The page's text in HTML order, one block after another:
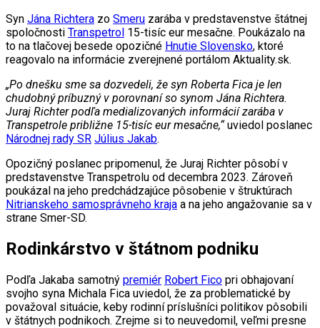
Syn Jána Richtera zo Smeru zarába v predstavenstve štátnej
spoločnosti Transpetrol 15-tisíc eur mesačne. Poukázalo na
to na tlačovej besede opozičné Hnutie Slovensko, ktoré
reagovalo na informácie zverejnené portálom Aktuality.sk.
„Po dnešku sme sa dozvedeli, že syn Roberta Fica je len
chudobný príbuzný v porovnaní so synom Jána Richtera.
Juraj Richter podľa medializovaných informácií zarába v
Transpetrole približne 15-tisíc eur mesačne,“uviedol poslanec
Národnej rady SR Július Jakab.
Opozičný poslanec pripomenul, že Juraj Richter pôsobí v
predstavenstve Transpetrolu od decembra 2023. Zároveň
poukázal na jeho predchádzajúce pôsobenie v štruktúrach
Nitrianskeho samosprávneho kraja a na jeho angažovanie sa v
strane Smer-SD.
Rodinkárstvo v štátnom podniku
Podľa Jakaba samotný premiér Robert Fico pri obhajovaní
svojho syna Michala Fica uviedol, že za problematické by
považoval situácie, keby rodinní príslušníci politikov pôsobili
v štátnych podnikoch. Zrejme si to neuvedomil, veľmi presne